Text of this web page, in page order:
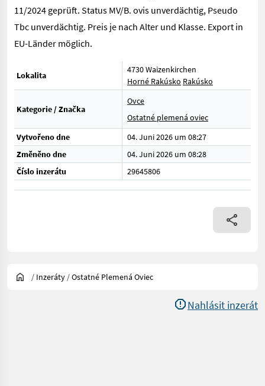
11/2024 geprüft. Status MV/B. ovis unverdächtig, Pseudo
Tbc unverdächtig. Preis je nach Alter und Klasse. Export in
EU-Länder möglich.
Lokalita
4730 Waizenkirchen
Horné Rakúsko Rakúsko
Kategorie / Značka
Ovce
Ostatné plemená oviec
Vytvořeno dne
04. Juni 2026 um 08:27
Změněno dne
04. Juni 2026 um 08:28
Číslo inzerátu
29645806
/ Inzeráty /Ostatné Plemená Oviec
Nahlásit inzerát